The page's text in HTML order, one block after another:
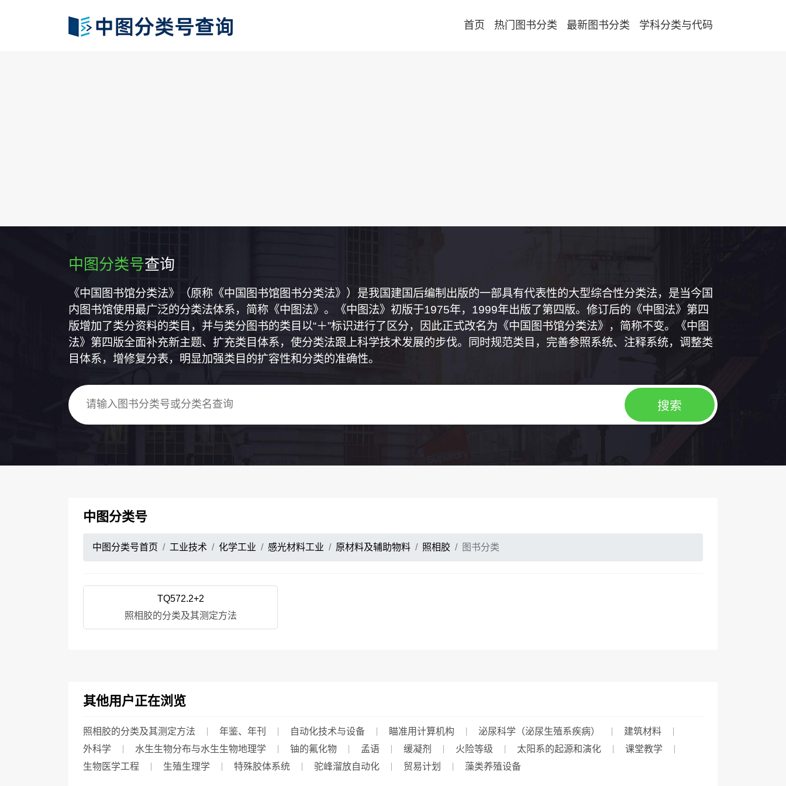
首页 热门图书分类 最新图书分类 学科分类与代码
中图分类号查询
《中国图书馆分类法》（原称《中国图书馆图书分类法》）是我国建国后编制出版的一部具有代表性的大型综合性分类法，是当今国
内图书馆使用最广泛的分类法体系，简称《中图法》。《中图法》初版于1975年，1999年出版了第四版。修订后的《中图法》第四
版增加了类分资料的类目，并与类分图书的类目以“＋”标识进行了区分，因此正式改名为《中国图书馆分类法》，简称不变。《中图
法》第四版全面补充新主题、扩充类目体系，使分类法跟上科学技术发展的步伐。同时规范类目，完善参照系统、注释系统，调整类
目体系，增修复分表，明显加强类目的扩容性和分类的准确性。
中图分类号
中图分类号首页 工业技术 化学工业 感光材料工业 原材料及辅助物料 照相胶 图书分类
TQ572.2+2
照相胶的分类及其测定方法
其他用户正在浏览
照相胶的分类及其测定方法 年鉴、年刊 自动化技术与设备 瞄准用计算机构 泌尿科学（泌尿生殖系疾病）
建筑材料
外科学
水生生物分布与水生生物地理学 铀的氟化物 孟语 缓凝剂 火险等级 太阳系的起源和演化
课堂教学
生物医学工程
生殖生理学 特殊胶体系统 驼峰溜放自动化 贸易计划 藻类养殖设备